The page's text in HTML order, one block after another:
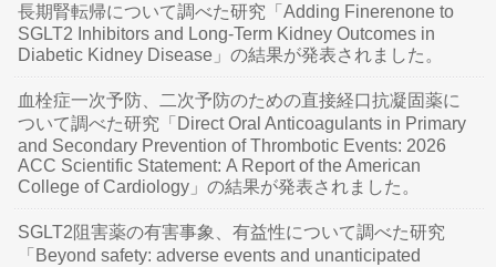
長期腎転帰について調べた研究「Adding Finerenone to
SGLT2 Inhibitors and Long-Term Kidney Outcomes in
Diabetic Kidney Disease」の結果が発表されました。
血栓症一次予防、二次予防のための直接経口抗凝固薬に
ついて調べた研究「Direct Oral Anticoagulants in Primary
and Secondary Prevention of Thrombotic Events: 2026
ACC Scientific Statement: A Report of the American
College of Cardiology」の結果が発表されました。
SGLT2阻害薬の有害事象、有益性について調べた研究
「Beyond safety: adverse events and unanticipated